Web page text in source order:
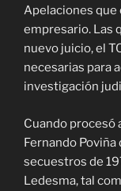
Apelaciones que
empresario. Las
nuevo juicio, el
necesarias para
investigación
Cuando procesó
Fernando
secuestros de
Ledesma, tal